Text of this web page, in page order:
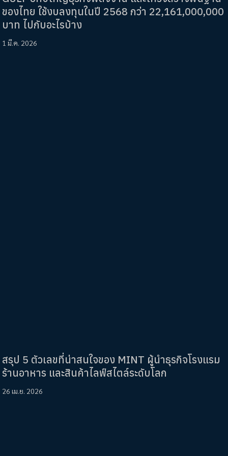
ของไทย ใช้งบลงทุนในปี 2568 กว่า 22,161,000,000
บาท ไปกับอะไรบ้าง
1 มี.ค. 2026
สรุป 5 ตัวเลขที่น่าสนใจของ MINT ผู้นำธุรกิจโรงแรม
ร้านอาหาร และสินค้าไลฟ์สไตล์ระดับโลก
26 เม.ย. 2026